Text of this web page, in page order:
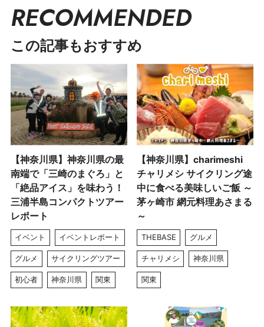
RECOMMENDED
この記事もおすすめ
【神奈川県】神奈川県の最
南端で「三崎のまぐろ」と
「絶品アイス」を味わう！
三浦半島コンパクトツアー
レポート
イベント イベントレポート
グルメ サイクリングツアー
初心者 神奈川県 関東
【神奈川県】charimeshi
チャリメシ サイクリング途
中に食べる美味しいご飯 ～
茅ヶ崎市 網元料理あさまる
～
THEBASE グルメ
チャリメシ 神奈川県
関東